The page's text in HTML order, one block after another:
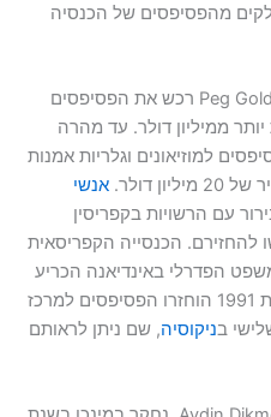
הגנבים הספיקו לגנוב 4 חלקים מהפסיפסים של הכנסיה
בשנת 1988 סוחר האמנות Peg Goldberg רכש את הפסיפסים
ממיליון דולר. עד מהרה
למוזיאונים וגלריות אמנות
דולר.
אנשי
עם הרשויות בקפריסין
להחזירם. הכנסייה הקפריסאית
הפדרלי באינדיאנה הכריע
כי יש להחזיר אותם. לבסוף, בשנת 1991 הוחזרו הפסיפסים למרכז
בניקוסיה, שם ניתן לראותם